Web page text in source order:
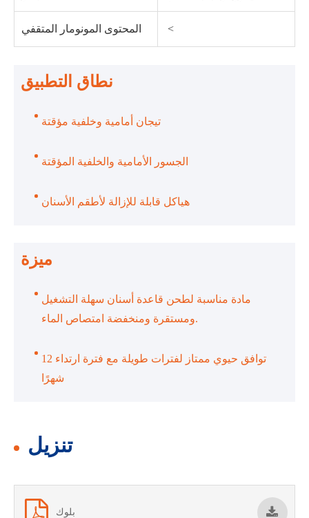
المحتوى المونومار المتقفي ‏> ‏
نطاق التطبيق
تيجان أمامية وخلفية مؤقتة
الجسور الأمامية والخلفية المؤقتة
هياكل قابلة للإزالة لأطقم الأسنان
ميزة
مادة مناسبة لطحن قاعدة أسنان سهلة التشغيل
ومستقرة ومنخفضة امتصاص الماء.
توافق حيوي ممتاز لفترات طويلة مع فترة ارتداء 12
شهرًا
تنزيل
بلوك